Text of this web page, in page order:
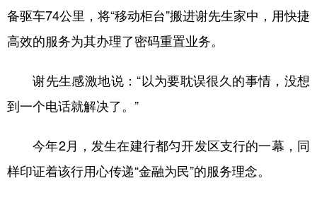
备驱车74公里，将“移动柜台”搬进谢先生家中，用快捷
高效的服务为其办理了密码重置业务。
谢先生感激地说：“以为要耽误很久的事情，没想
到一个电话就解决了。”
今年2月，发生在建行都匀开发区支行的一幕，同
样印证着该行用心传递“金融为民”的服务理念。